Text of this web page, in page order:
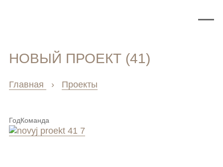
НОВЫЙ ПРОЕКТ (41)
Главная › Проекты
ГодКоманда